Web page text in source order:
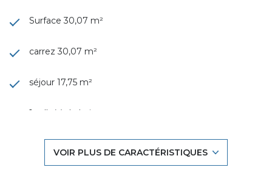
Surface 30,07 m²
carrez 30,07 m²
séjour 17,75 m²
1 salle(s) de bain
VOIR PLUS DE CARACTÉRISTIQUES